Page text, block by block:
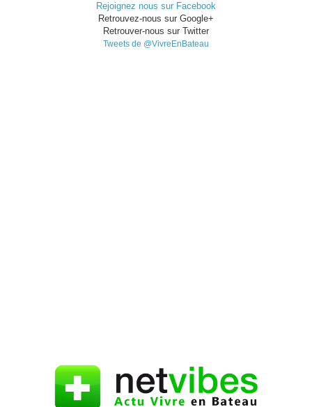
Rejoignez nous sur Facebook
Retrouvez-nous sur Google+
Retrouver-nous sur Twitter
Tweets de @VivreEnBateau